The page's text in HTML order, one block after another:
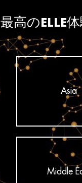
最高のELLE
Asia
Middle